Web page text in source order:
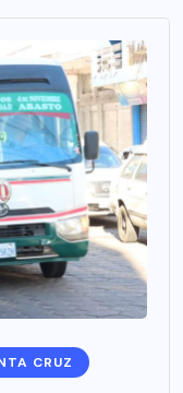
CRUZ